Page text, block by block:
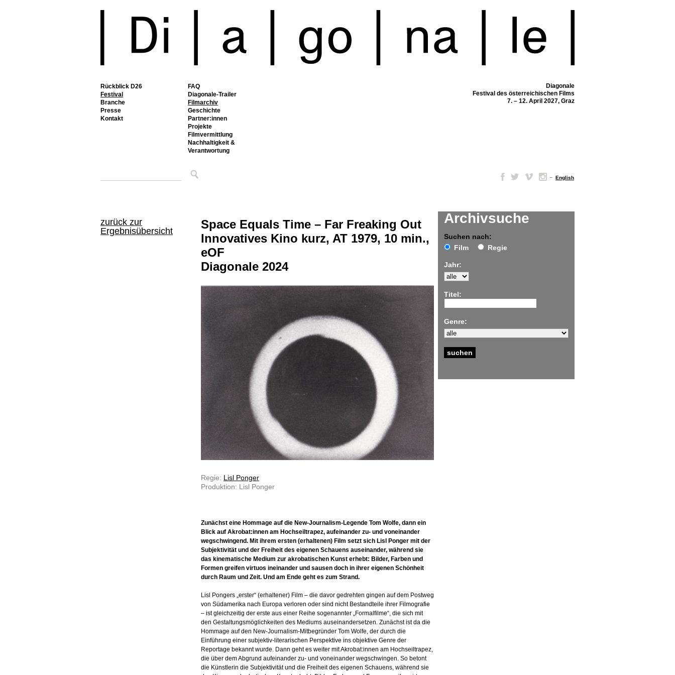
Rückblick D26
Festival
FAQ
Diagonale-Trailer
Filmarchiv
Geschichte
Partner:innen
Projekte
Filmvermittlung
Nachhaltigkeit &
Verantwortung
Branche
Presse
Kontakt
Diagonale
Festival des österreichischen Films
7. – 12. April 2027, Graz
– English
zurück zur
Ergebnisübersicht
Archivsuche
Suchen nach:
Film
Regie
Jahr:
Titel:
Genre:
Space Equals Time – Far Freaking Out
Innovatives Kino kurz, AT 1979, 10 min.,
eOF
Diagonale 2024
Regie: Lisl Ponger
Produktion: Lisl Ponger
Zunächst eine Hommage auf die New-Journalism-Legende Tom Wolfe, dann ein
Blick auf Akrobat:innen am Hochseiltrapez, aufeinander zu- und voneinander
wegschwingend. Mit ihrem ersten (erhaltenen) Film setzt sich Lisl Ponger mit der
Subjektivität und der Freiheit des eigenen Schauens auseinander, während sie
das kinematische Medium zur akrobatischen Kunst erhebt: Bilder, Farben und
Formen greifen virtuos ineinander und sausen doch in ihrer eigenen Schönheit
durch Raum und Zeit. Und am Ende geht es zum Strand.
Lisl Pongers „erster“ (erhaltener) Film – die davor gedrehten gingen auf dem Postweg
von Südamerika nach Europa verloren oder sind nicht Bestandteile ihrer Filmografie
– ist gleichzeitig der erste aus einer Reihe sogenannter „Formalfilme“, die sich mit
den Gestaltungsmöglichkeiten des Mediums auseinandersetzen. Zunächst ist da die
Hommage auf den New-Journalism-Mitbegründer Tom Wolfe, der durch die
Einführung einer subjektiv-literarischen Perspektive ins objektive Genre der
Reportage bekannt wurde. Dann geht es weiter mit Akrobat:innen am Hochseiltrapez,
die über dem Abgrund aufeinander zu- und voneinander wegschwingen. So betont
die Künstlerin die Subjektivität und die Freiheit des eigenen Schauens, während sie